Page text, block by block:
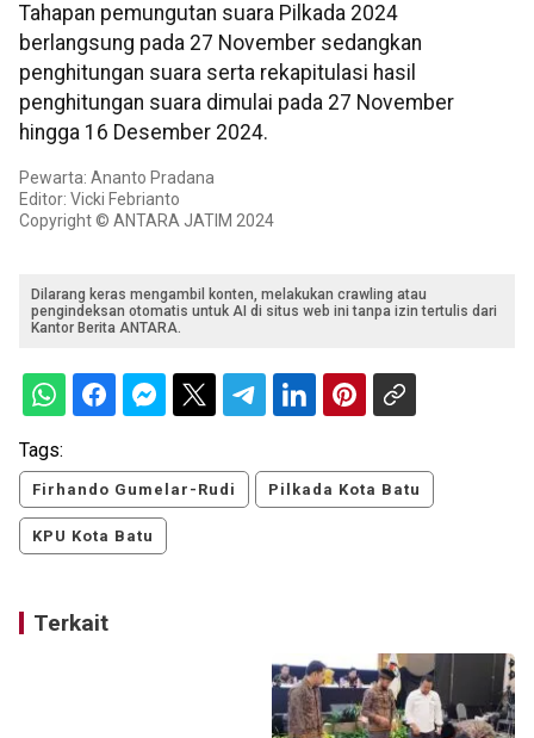
Tahapan pemungutan suara Pilkada 2024
berlangsung pada 27 November sedangkan
penghitungan suara serta rekapitulasi hasil
penghitungan suara dimulai pada 27 November
hingga 16 Desember 2024.
Pewarta: Ananto Pradana
Editor: Vicki Febrianto
Copyright © ANTARA JATIM 2024
Dilarang keras mengambil konten, melakukan crawling atau
pengindeksan otomatis untuk AI di situs web ini tanpa izin tertulis dari
Kantor Berita ANTARA.
Tags:
Firhando Gumelar-Rudi Pilkada Kota Batu
KPU Kota Batu
Terkait